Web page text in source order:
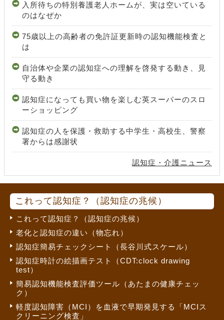
入所待ちの特別養護老人ホームが、実は空いている
のはなぜか
75歳以上の高齢者の免許証更新時の認知機能検査と
は
自治体や企業の認知症への理解を啓発する動き、見
守る動き
認知症になっても買い物を楽しむ英スーパーのスロ
ーショッピング
認知症の人を保護・救助する中学生・高校生、警察
署からは感謝状
認知症・介護ニュース
これって認知症？（認知症の兆候）
これって認知症？（認知症の兆候）
老化と認知症の違い（物忘れ）
認知症簡易チェックシート（長谷川式スケール）
認知症時計の絵描画テスト（CDT:clock drawing
test）
簡易認知機能検査評価ツール（あたまの健康チェッ
ク）
軽度認知障害（MCI）を血液で早期発見する「MCIス
クリーニング検査」